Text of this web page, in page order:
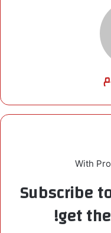
With
Subscribe
get